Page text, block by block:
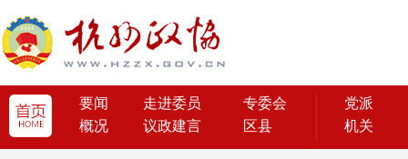
要闻 走进委员
专委会
概况
议政建言 区县
党派
机关